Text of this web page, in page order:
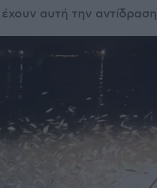
αυτή την αντίδραση